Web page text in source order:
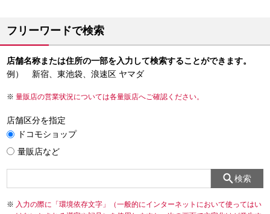
フリーワードで検索
店舗名称または住所の一部を入力して検索することができます。
例） 新宿、東池袋、浪速区 ヤマダ
量販店の営業状況については各量販店へご確認ください。
店舗区分を指定
ドコモショップ
量販店など
検索
入力の際に「環境依存文字」（一般的にインターネットにおいて使ってはい